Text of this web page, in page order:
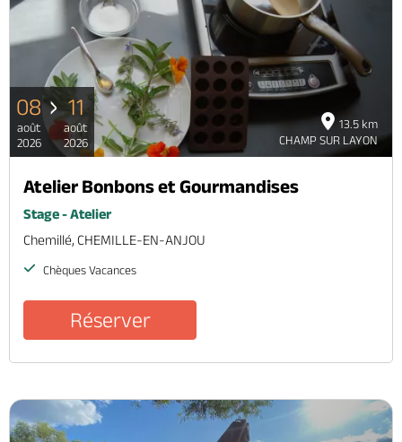
13.5 km
CHAMP SUR LAYON
08
août
2026
11
août
2026
Atelier Bonbons et Gourmandises
Stage - Atelier
Chemillé, CHEMILLE-EN-ANJOU
Chèques Vacances
Réserver